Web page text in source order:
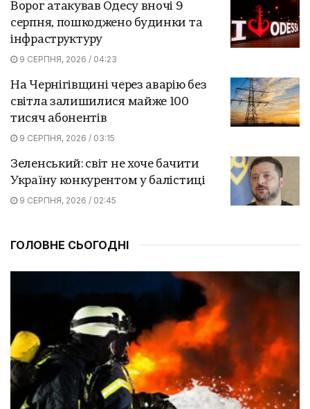
Ворог атакував Одесу вночі 9
серпня, пошкоджено будинки та
інфраструктуру
9 СЕРПНЯ, 2026 / 04:23
На Чернігівщині через аварію без
світла залишилися майже 100
тисяч абонентів
9 СЕРПНЯ, 2026 / 03:15
Зеленський: світ не хоче бачити
Україну конкурентом у балістиці
9 СЕРПНЯ, 2026 / 02:45
ГОЛОВНЕ СЬОГОДНІ